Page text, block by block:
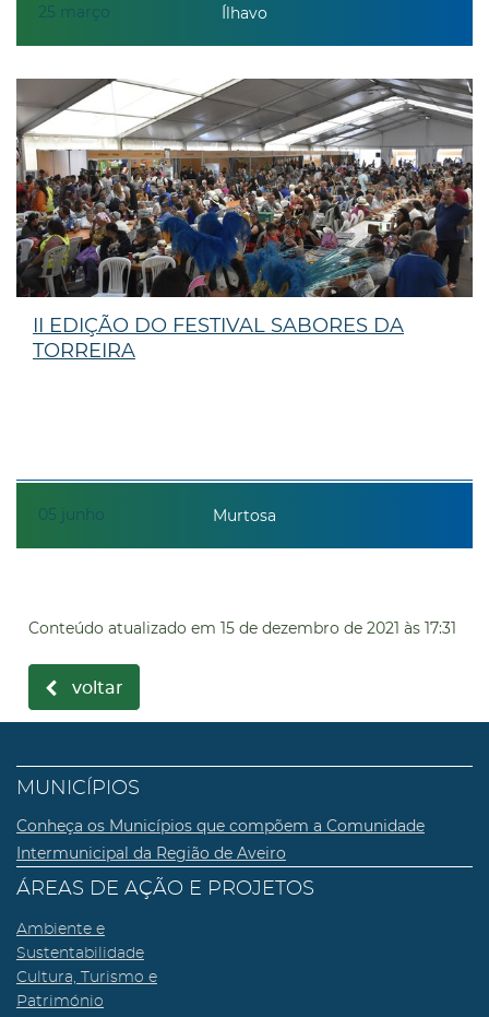
25 março Ílhavo
05 junho
II EDIÇÃO DO FESTIVAL SABORES DA
TORREIRA
Murtosa
Conteúdo atualizado em 15 de dezembro de 2021 às 17:31
voltar
MUNICÍPIOS
Conheça os Municípios que compõem a Comunidade
Intermunicipal da Região de Aveiro
ÁREAS DE AÇÃO E PROJETOS
Ambiente e
Sustentabilidade
Cultura, Turismo e
Património